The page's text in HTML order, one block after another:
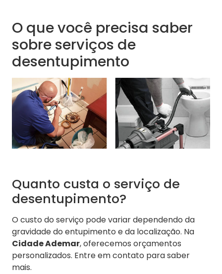
O que você precisa saber
sobre serviços de
desentupimento
Quanto custa o serviço de
desentupimento?
O custo do serviço pode variar dependendo da
gravidade do entupimento e da localização. Na
Cidade Ademar, oferecemos orçamentos
personalizados. Entre em contato para saber
mais.